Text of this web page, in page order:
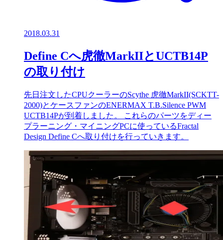
2018.03.31
Define Cへ虎徹MarkIIとUCTB14P
の取り付け
先日注文したCPUクーラーのScythe 虎徹MarkII(SCKTT-
2000)とケースファンのENERMAX T.B.Silence PWM
UCTB14Pが到着しました。 これらのパーツをディー
プラーニング・マイニングPCに使っているFractal
Design Define Cへ取り付けを行っていきます。